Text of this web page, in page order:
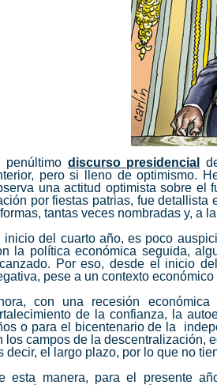
penúltimo discurso presidencial
pero si lleno de optimismo.
una actitud optimista sobre el
por fiestas patrias, fue
tantas veces nombradas y, a
inicio del cuarto año, es poco
la política económica seguida,
Por eso, desde el inicio
pese a un contexto económico
con una recesión
de la confianza, la
o para el bicentenario de la
los campos de la descentralización,
decir, el largo plazo, por lo que no
esta manera, para el presente